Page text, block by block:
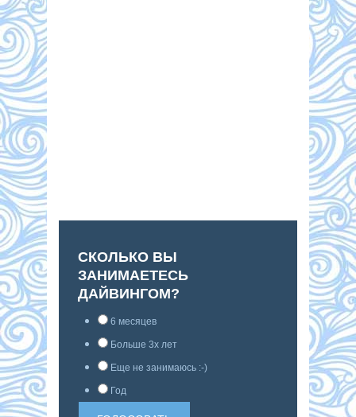
СКОЛЬКО ВЫ
ЗАНИМАЕТЕСЬ
ДАЙВИНГОМ?
6 месяцев
Больше 3х лет
Еще не занимаюсь :-)
Год